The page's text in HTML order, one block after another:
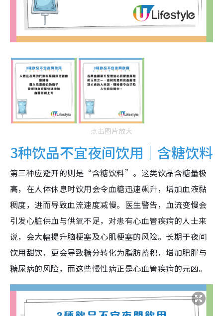
点击图片放大
3种饮品不宜夜间饮用｜含糖饮料
第三种应避开的则是“含糖饮料”。这类饮品含糖量极
高，在人体休息时饮用会令血糖迅速飙升，增加血液黏
稠度，进而导致血流速度减慢。医生警告，血流变慢会
引发心脏供血与供氧不足，对患有心血管疾病的人士来
说，会大幅提升脑梗塞及心肌梗塞的风险。长期于夜间
饮用甜饮，更会导致糖分转化为脂肪蓄积，增加肥胖与
糖尿病的风险，而这些慢性病正是心血管疾病的元凶。